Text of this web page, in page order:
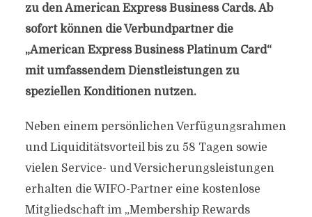
zu den American Express Business Cards. Ab
sofort können die Verbundpartner die
„American Express Business Platinum Card“
mit umfassendem Dienstleistungen zu
speziellen Konditionen nutzen.
Neben einem persönlichen Verfügungsrahmen
und Liquiditätsvorteil bis zu 58 Tagen sowie
vielen Service- und Versicherungsleistungen
erhalten die WIFO-Partner eine kostenlose
Mitgliedschaft im „Membership Rewards